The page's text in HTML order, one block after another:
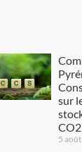
sur
CO2
5